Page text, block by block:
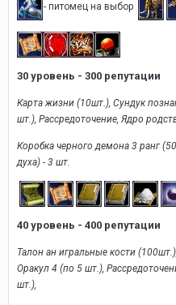
- питомец на выбор
30 уровень - 300 репутации
Карта жизни (10шт.), Сундук
шт.), Рассредоточение, Ядро
Коробка черного демона 3 ранг
духа) - 3 шт.
40 уровень - 400 репутации
Талон ан игральные кости
Оракул 4 (по 5 шт.),
шт.),